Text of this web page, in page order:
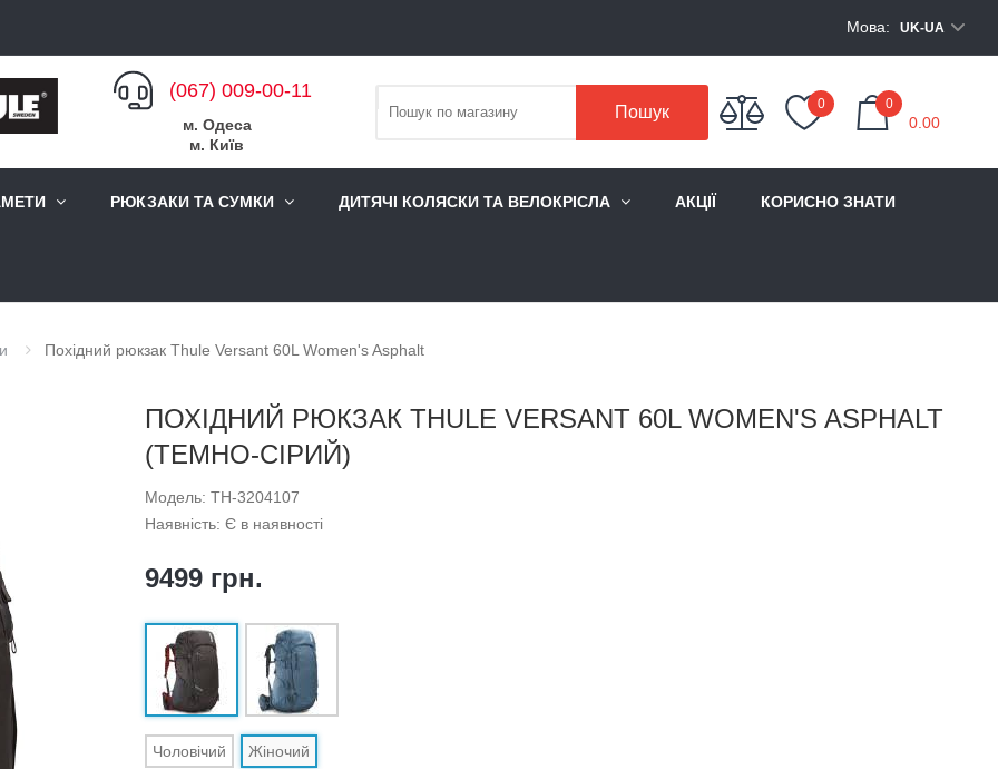
Мова: UK-UA
(067) 009-00-11
м. Одеса
м. Київ
Пошук 0 0
0.00
РЮКЗАКИ ТА СУМКИ ДИТЯЧІ КОЛЯСКИ ТА ВЕЛОКРІСЛА АКЦІЇ КОРИСНО ЗНАТИ
Похідний рюкзак Thule Versant 60L Women's Asphalt
ПОХІДНИЙ РЮКЗАК THULE VERSANT 60L WOMEN'S ASPHALT
(ТЕМНО-СІРИЙ)
Модель: TH-3204107
Наявність: Є в наявності
9499 грн.
Чоловічий Жіночий